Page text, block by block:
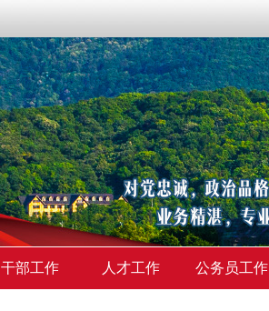
干部工作 人才工作 公务员工作